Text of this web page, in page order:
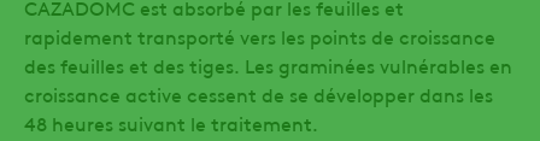
CAZADOMC est absorbé par les feuilles et
rapidement transporté vers les points de croissance
des feuilles et des tiges. Les graminées vulnérables en
croissance active cessent de se développer dans les
48 heures suivant le traitement.